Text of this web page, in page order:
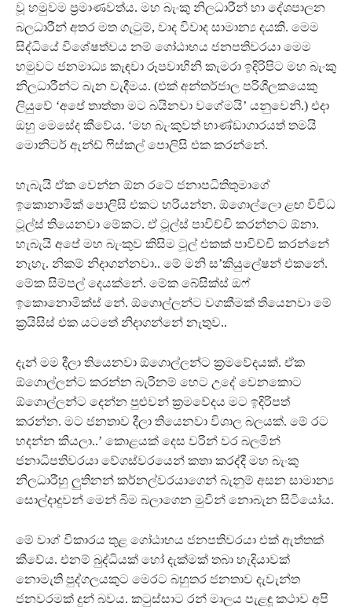
වූ හමුවම ප්‍රමාණවත්ය. මහ බැංකු නිලධාරීන් හා දේශපාලන
බලධාරීන් අතර මත ගැටුම්, වාද විවාද සාමාන්‍ය දයකි. මෙම
සිද්ධියේ විශේෂත්වය නම් ගෝඨාභය ජනපතිවරයා මෙම
හමුවට ජනමාධ්‍ය කැඳවා රූපවාහිනි කැමරා ඉදිරිපිට මහ බැංකු
නිලධාරීන්ට බැන වැදීමය. (එක් අන්තර්ජාල පරිශීලකයෙකු
ලියුවේ ‘අපේ තාත්තා මට බයිනවා වගේමයි’ යනුවෙනි.) එදා
ඔහු මෙසේද කීවේය. ‘මහ බැංකුවත් භාණ්ඩාගාරයත් තමයි
මොනිටර් ඇන්ඩ් ෆිස්කල් පොලිසි එක කරන්නේ.
හැබැයි ඒක වෙන්න ඕන රටේ ජනාපධිතිතුමාගේ
ඉකොනාමික් පොලිසි එකට හරියන්න. ඕගොල්ලො ළඟ විවිධ
ටූල්ස් තියෙනවා මේකට. ඒ ටූල්ස් පාවිච්චි කරන්නට ඕනා.
හැබැයි අපේ මහ බැංකුව කිසිම ටූල් එකක් පාවිච්චි කරන්නේ
නැහැ. නිකම් නිදාගන්නවා.. මේ මනි ස’කියුලේෂන් එකනේ.
මේක සිම්පල් දෙයක්නේ. මේක බේසික්ස් ඔෆ්
ඉකොනොමික්ස් නේ. ඕගොල්ලන්ට වගකීමක් තියෙනවා මේ
ක්‍රයිසිස් එක යටතේ නිදාගන්නේ නැතුව..
දැන් මම දීලා තියෙනවා ඕගොල්ලන්ට ක්‍රමවේදයක්. ඒක
ඕගොල්ලන්ට කරන්න බැරිනම් හෙට උදේ වෙනකොට
ඕගොල්ලන්ට දෙන්න පුළුවන් ක්‍රමවේදය මට ඉදිරිපත්
කරන්න. මට ජනතාව දීලා තියෙනවා විශාල බලයක්. මේ රට
හදන්න කියලා..’ කොළයක් දෙස වරින් වර බලමින්
ජනාධිපතිවරයා වේගස්වරයෙන් කතා කරද්දී මහ බැංකු
නිලධාරීහු ලුතිනන් කර්නල්වරයාගෙන් බැනුම් අසන සාමාන්‍ය
සොල්දාදුවන් මෙන් බිම බලාගෙන මුවින් නොබැන සිටියෝය.
මේ වාග් විකාරය තුළ ගෝඨාභය ජනපතිවරයා එක් ඇත්තක්
කීවේය. එනම් බුද්ධියක් හෝ දැක්මක් තබා හැදියාවක්
නොමැති පුද්ගලයකුට මෙරට බහුතර ජනතාව දැවැන්ත
ජනවරමක් දුන් බවය. කටුස්සාට රන් මාලය පැළඳූ කථාව අපි